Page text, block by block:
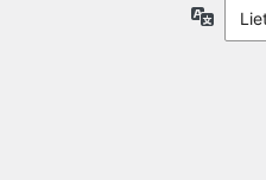
Kalba